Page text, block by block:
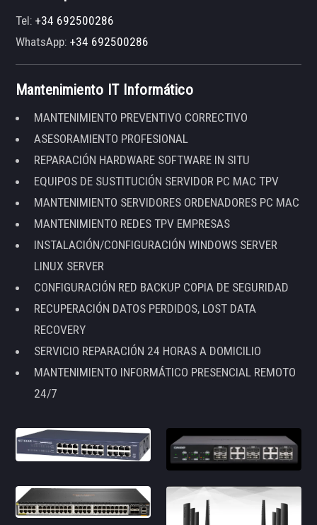
Tel:+34 692500286
WhatsApp:+34 692500286
Mantenimiento IT Informático
MANTENIMIENTO PREVENTIVO CORRECTIVO
ASESORAMIENTO PROFESIONAL
REPARACIÓN HARDWARE SOFTWARE IN SITU
EQUIPOS DE SUSTITUCIÓN SERVIDOR PC MAC TPV
MANTENIMIENTO SERVIDORES ORDENADORES PC MAC
MANTENIMIENTO REDES TPV EMPRESAS
INSTALACIÓN/CONFIGURACIÓN WINDOWS SERVER
LINUX SERVER
CONFIGURACIÓN RED BACKUP COPIA DE SEGURIDAD
RECUPERACIÓN DATOS PERDIDOS, LOST DATA
RECOVERY
SERVICIO REPARACIÓN 24 HORAS A DOMICILIO
MANTENIMIENTO INFORMÁTICO PRESENCIAL REMOTO
24/7